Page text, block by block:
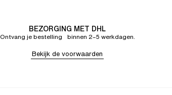
BEZORGING MET DHL
Ontvang je bestelling binnen 2–5 werkdagen.
Bekijk de voorwaarden